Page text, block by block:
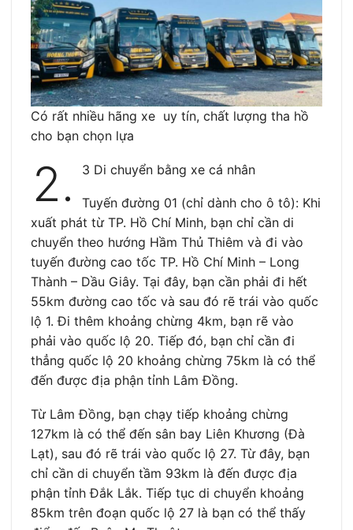
Có rất nhiều hãng xe uy tín, chất lượng tha hồ
cho bạn chọn lựa
2. 3 Di chuyển bằng xe cá nhân
Tuyến đường 01 (chỉ dành cho ô tô): Khi
xuất phát từ TP. Hồ Chí Minh, bạn chỉ cần di
chuyển theo hướng Hầm Thủ Thiêm và đi vào
tuyến đường cao tốc TP. Hồ Chí Minh – Long
Thành – Dầu Giây. Tại đây, bạn cần phải đi hết
55km đường cao tốc và sau đó rẽ trái vào quốc
lộ 1. Đi thêm khoảng chừng 4km, bạn rẽ vào
phải vào quốc lộ 20. Tiếp đó, bạn chỉ cần đi
thẳng quốc lộ 20 khoảng chừng 75km là có thể
đến được địa phận tỉnh Lâm Đồng.
Từ Lâm Đồng, bạn chạy tiếp khoảng chừng
127km là có thể đến sân bay Liên Khương (Đà
Lạt), sau đó rẽ trái vào quốc lộ 27. Từ đây, bạn
chỉ cần di chuyển tầm 93km là đến được địa
phận tỉnh Đắk Lắk. Tiếp tục di chuyển khoảng
85km trên đoạn quốc lộ 27 là bạn có thể thấy